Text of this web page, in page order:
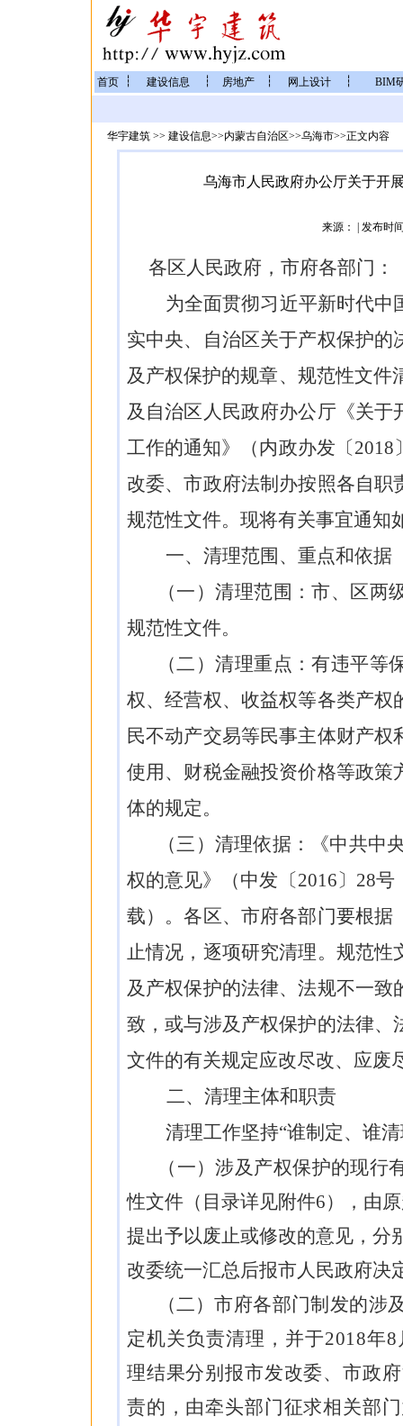
首页 ┆ 建设信息 ┆ 房地产 ┆ 网上设计 ┆ BIM
华宇建筑 >> 建设信息>>内蒙古自治区>>乌海市>>正文内容
乌海市人民政府办公厅关于开
来源： | 发布时
各区人民政府， 市府各部门 ：
为全面贯彻习近平新时代
实中央、
自治区关于产权保护的
及产权保护的规章、规范性文件
及自治区人民政府办公厅《关于
工作的通知》（内政办发〔2018
改委、市政府法制办按照各自
规范性文件。 现将有关事宜通知
一、清理范围、重点和依据
（一）清理范围：市、区两
规范性文件。
（二）清理重点：有违平等
权、经营权、收益权等各类产
民不动产交易等民事主体财产
使用、财税金融投资价格等政
体的规定。
（三）清理依据：
《中共中
权的意见》（中发〔2016〕 28号
载） 。各区、市府各部门要根据
止情况，逐项研究清理。规范
及产权保护的法律、法规不一
致，或与涉及产权保护的法律、
文件的有关规定应改尽改、应废
二、清理主体和职责
清理工作坚持“谁制定、谁
（一）涉及 产权保护的现行
性文件 （目录详见附件6），由
提出予以废止或修改的意见，分
改委统一汇总后报市人民政府决
（二）市府各部门制发的涉
定机关负责清理， 并于2018年8
理结果分别报市发改委、市政府
责的，由牵头部门征求相关部